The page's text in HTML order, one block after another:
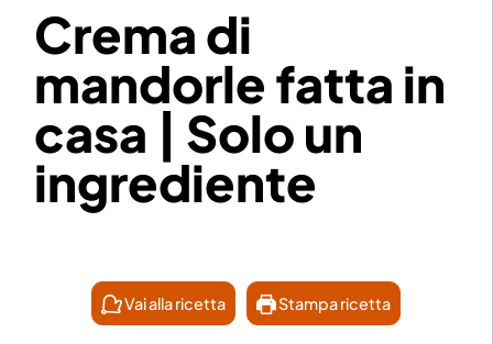
Crema di
mandorle fatta in
casa | Solo un
ingrediente
Vai alla ricetta Stampa ricetta